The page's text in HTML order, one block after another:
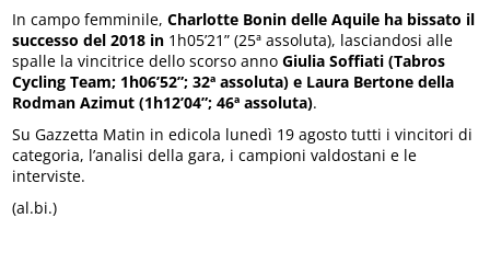
In campo femminile,Charlotte Bonin delle Aquile ha bissato il
successo del 2018 in 1h05’21” (25ª assoluta), lasciandosi alle
spalle la vincitrice dello scorso annoGiulia Soffiati (Tabros
Cycling Team; 1h06’52”; 32ª assoluta) e Laura Bertone della
Rodman Azimut (1h12’04”; 46ª assoluta).
Su Gazzetta Matin in edicola lunedì 19 agosto tutti i vincitori di
categoria, l’analisi della gara, i campioni valdostani e le
interviste.
(al.bi.)